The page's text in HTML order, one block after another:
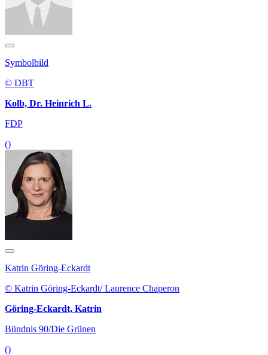
Symbolbild
© DBT
Kolb, Dr. Heinrich L.
FDP
()
Katrin Göring-Eckardt
© Katrin Göring-Eckardt/ Laurence Chaperon
Göring-Eckardt, Katrin
Bündnis 90/Die Grünen
()